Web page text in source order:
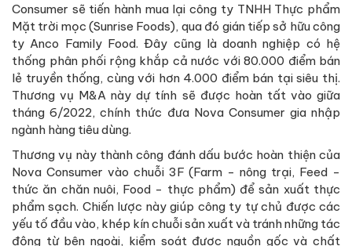
Consumer sẽ tiến hành mua lại công ty TNHH Thực phẩm
Mặt trời mọc (Sunrise Foods), qua đó gián tiếp sở hữu công
ty Anco Family Food. Đây cũng là doanh nghiệp có hệ
thống phân phối rộng khắp cả nước với 80.000 điểm bán
lẻ truyền thống, cùng với hơn 4.000 điểm bán tại siêu thị.
Thương vụ M&A này dự tính sẽ được hoàn tất vào giữa
tháng 6/2022, chính thức đưa Nova Consumer gia nhập
ngành hàng tiêu dùng.
Thương vụ này thành công đánh dấu bước hoàn thiện của
Nova Consumer vào chuỗi 3F (Farm - nông trại, Feed -
thức ăn chăn nuôi, Food - thực phẩm) để sản xuất thực
phẩm sạch. Chiến lược này giúp công ty tự chủ được các
yếu tố đầu vào, khép kín chuỗi sản xuất và tránh những tác
động từ bên ngoài, kiểm soát được nguồn gốc và chất